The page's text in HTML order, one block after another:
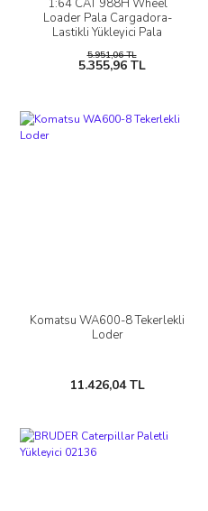
1:64 CAT 988H Wheel
Loader Pala Cargadora-
Lastikli Yükleyici Pala
5.951,06 TL
5.355,96 TL
Komatsu WA600-8 Tekerlekli
Loder
11.426,04 TL